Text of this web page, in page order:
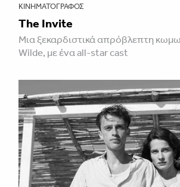
ΚΙΝΗΜΑΤΟΓΡΆΦΟΣ
The Invite
Μια ξεκαρδιστικά απρόβλεπτη
Wilde, με ένα all-star cast